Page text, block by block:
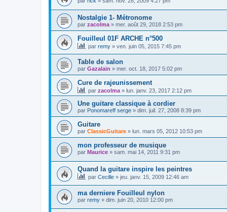
Nostalgie 1- Métronome
par zacolma » mer. août 29, 2018 2:53 pm
Fouilleul 01F ARCHE n°500
par remy » ven. juin 05, 2015 7:45 pm
Table de salon
par Gazalain » mer. oct. 18, 2017 5:02 pm
Cure de rajeunissement
par zacolma » lun. janv. 23, 2017 2:12 pm
Une guitare classique à cordier
par Ponomareff serge » dim. juil. 27, 2008 8:39 pm
Guitare
par ClassicGuitare » lun. mars 05, 2012 10:53 pm
mon professeur de musique
par Maurice » sam. mai 14, 2011 9:31 pm
Quand la guitare inspire les peintres
par Cecille » jeu. janv. 15, 2009 12:46 am
ma derniere Fouilleul nylon
par remy » dim. juin 20, 2010 12:00 pm